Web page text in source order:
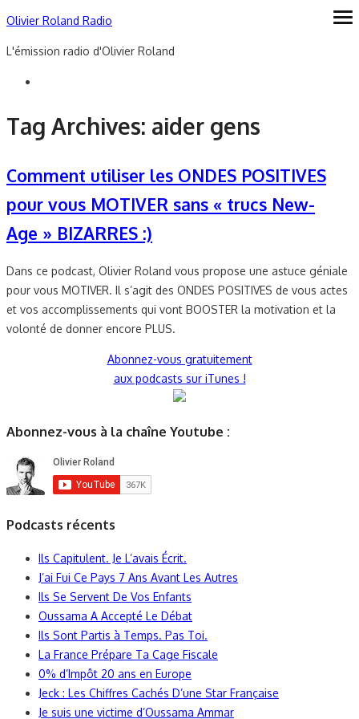
Skip
content
Olivier Roland Radio
L'émission radio d'Olivier Roland
Tag Archives: aider gens
Comment utiliser les ONDES POSITIVES
pour vous MOTIVER sans « trucs New-
Age » BIZARRES :)
Dans ce podcast, Olivier Roland vous propose une astuce géniale
pour vous MOTIVER. Il s’agit des ONDES POSITIVES de vous actes
et vos accomplissements qui vont BOOSTER la motivation et la
volonté de donner encore PLUS.
Abonnez-vous gratuitement
aux podcasts sur iTunes !
Abonnez-vous à la chaîne Youtube :
Podcasts récents
Ils Capitulent. Je L’avais Écrit.
J’ai Fui Ce Pays 7 Ans Avant Les Autres
Ils Se Servent De Vos Enfants
Oussama A Accepté Le Débat
Ils Sont Partis à Temps. Pas Toi.
La France Prépare Ta Cage Fiscale
0% d’Impôt 20 ans en Europe
Jeck : Les Chiffres Cachés D’une Star Française
Je suis une victime d’Oussama Ammar